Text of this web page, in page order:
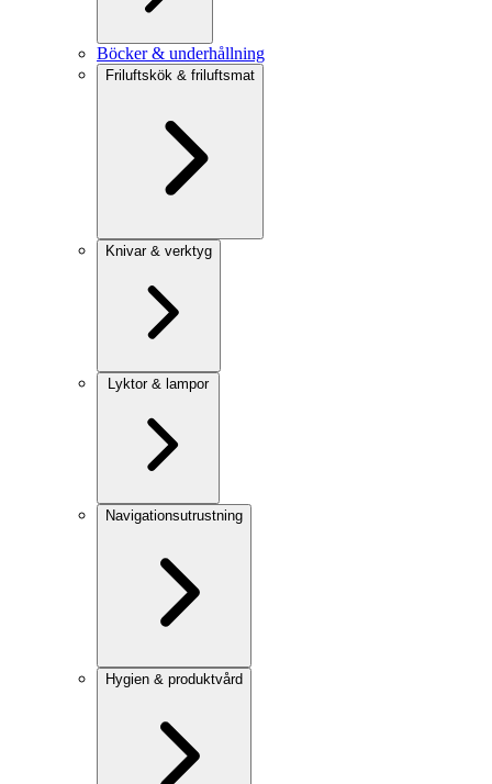
Böcker & underhållning
Friluftskök & friluftsmat
Knivar & verktyg
Lyktor & lampor
Navigationsutrustning
Hygien & produktvård